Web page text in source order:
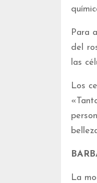
Para
del
las
Los
La